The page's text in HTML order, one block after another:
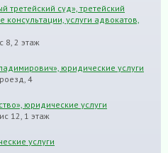
третейский суд», третейский
услуги адвокатов,
8, 2 этаж
юридические услуги
4
юридические услуги
12, 1 этаж
услуги